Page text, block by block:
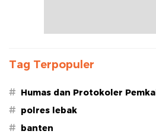
Tag Terpopuler
# Humas dan Protokoler
# polres lebak
# banten